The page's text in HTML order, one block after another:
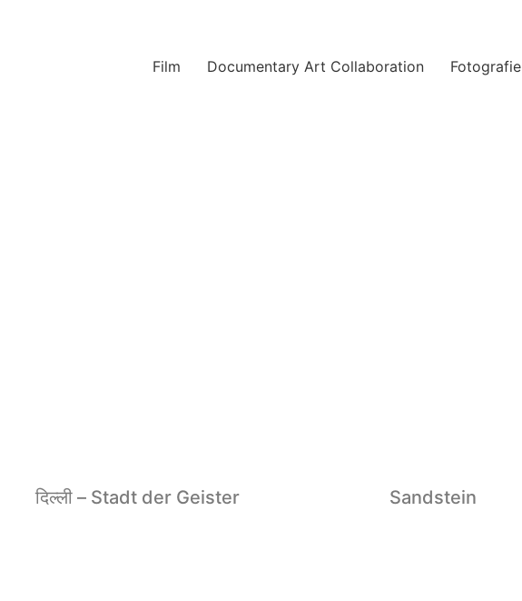
Film Documentary Art Collaboration Fotografie
दिल्ली – Stadt der Geister Sandstein